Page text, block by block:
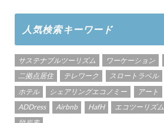
人気検索キーワード
サステナブルツーリズム ワーケーション
二拠点居住
テレワーク スロートラベル
ホテル
シェアリングエコノミー アート
ADDress
Airbnb HafH エコツーリズム